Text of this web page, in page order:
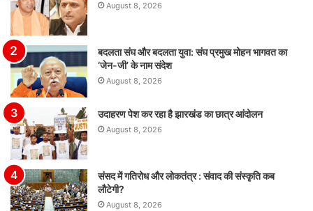
August 8, 2026
बदलता संघ और बदलता युवा: संघ प्रमुख मोहन भागवत का
‘जेन-जी’ के नाम संदेश
August 8, 2026
उदाहरण पेश कर रहा है झारखंड का छात्र आंदोलन
August 8, 2026
संसद में गतिरोध और लोकतंत्र : संवाद की संस्कृति कब
लौटेगी?
August 8, 2026